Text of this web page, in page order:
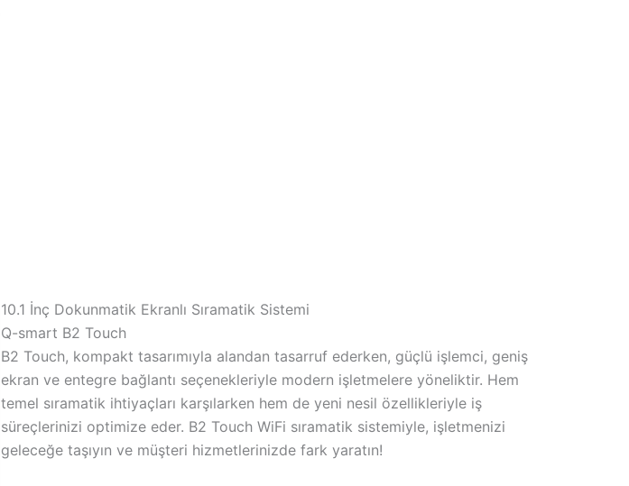
10.1 İnç Dokunmatik Ekranlı Sıramatik Sistemi
Q-smart B2 Touch
B2 Touch, kompakt tasarımıyla alandan tasarruf ederken, güçlü işlemci, geniş
ekran ve entegre bağlantı seçenekleriyle modern işletmelere yöneliktir. Hem
temel sıramatik ihtiyaçları karşılarken hem de yeni nesil özellikleriyle iş
süreçlerinizi optimize eder. B2 Touch WiFi sıramatik sistemiyle, işletmenizi
geleceğe taşıyın ve müşteri hizmetlerinizde fark yaratın!